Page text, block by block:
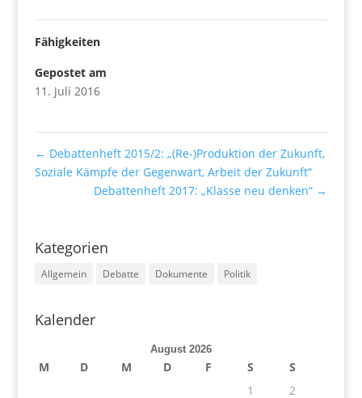
Fähigkeiten
Gepostet am
11. Juli 2016
← Debattenheft 2015/2: „(Re-)Produktion der Zukunft,
Soziale Kämpfe der Gegenwart, Arbeit der Zukunft“
Debattenheft 2017: „Klasse neu denken“ →
Kategorien
Allgemein Debatte Dokumente Politik
Kalender
August 2026
M D M D F S
S
1
2